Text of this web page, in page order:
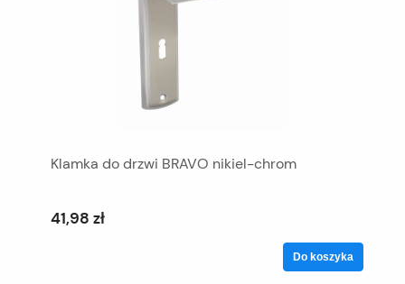
Klamka do drzwi BRAVO nikiel-chrom
41,98 zł
Do koszyka